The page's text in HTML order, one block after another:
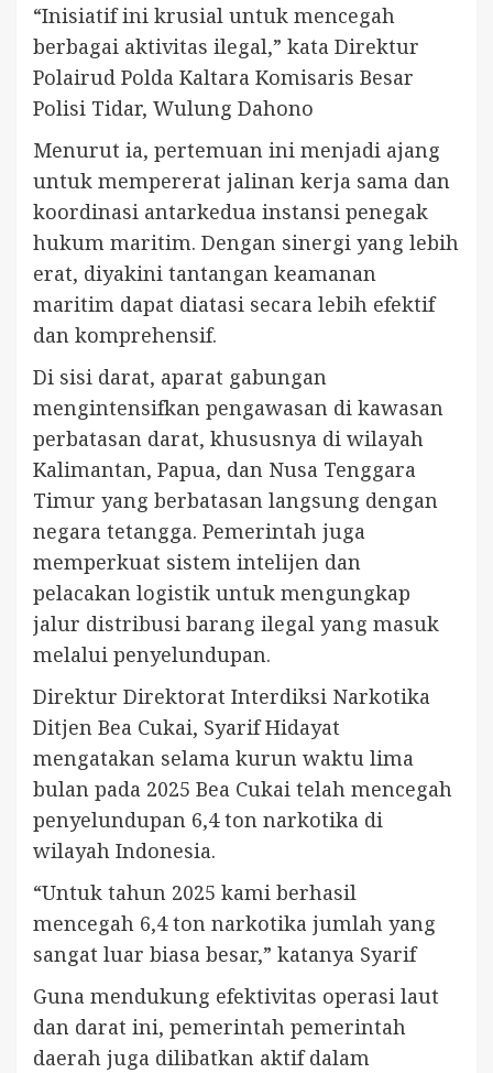
“Inisiatif ini krusial untuk mencegah
berbagai aktivitas ilegal,” kata Direktur
Polairud Polda Kaltara Komisaris Besar
Polisi Tidar, Wulung Dahono
Menurut ia, pertemuan ini menjadi ajang
untuk mempererat jalinan kerja sama dan
koordinasi antarkedua instansi penegak
hukum maritim. Dengan sinergi yang lebih
erat, diyakini tantangan keamanan
maritim dapat diatasi secara lebih efektif
dan komprehensif.
Di sisi darat, aparat gabungan
mengintensifkan pengawasan di kawasan
perbatasan darat, khususnya di wilayah
Kalimantan, Papua, dan Nusa Tenggara
Timur yang berbatasan langsung dengan
negara tetangga. Pemerintah juga
memperkuat sistem intelijen dan
pelacakan logistik untuk mengungkap
jalur distribusi barang ilegal yang masuk
melalui penyelundupan.
Direktur Direktorat Interdiksi Narkotika
Ditjen Bea Cukai, Syarif Hidayat
mengatakan selama kurun waktu lima
bulan pada 2025 Bea Cukai telah mencegah
penyelundupan 6,4 ton narkotika di
wilayah Indonesia.
“Untuk tahun 2025 kami berhasil
mencegah 6,4 ton narkotika jumlah yang
sangat luar biasa besar,” katanya Syarif
Guna mendukung efektivitas operasi laut
dan darat ini, pemerintah pemerintah
daerah juga dilibatkan aktif dalam